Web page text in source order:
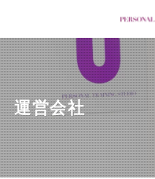
運営会社